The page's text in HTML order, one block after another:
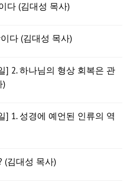
다 (김대성 목사)
다 (김대성 목사)
] 2. 하나님의 형상 회복은 관
)
] 1. 성경에 예언된 인류의 역
(김대성 목사)